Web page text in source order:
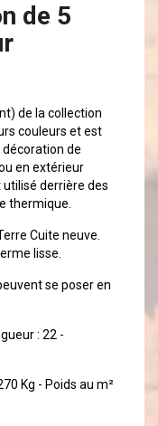
de 5
de la collection
couleurs et est
de
en extérieur
derrière des
thermique.
Cuite neuve.
lisse.
se poser en
: 22 -
Kg - Poids au m²